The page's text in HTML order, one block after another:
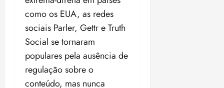
como os EUA, as redes
sociais Parler, Gettr e Truth
Social se tornaram
populares pela ausência de
regulação sobre o
conteúdo, mas nunca